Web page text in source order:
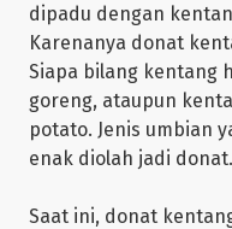
dipadu dengan
Karenanya donat
Siapa bilang kentang
goreng, ataupun
potato. Jenis umbian
enak diolah jadi donat.
Saat ini, donat